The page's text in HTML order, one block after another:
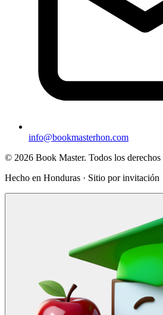
info@bookmasterhon.com
© 2026 Book Master. Todos los derechos
Hecho en Honduras · Sitio por invitación